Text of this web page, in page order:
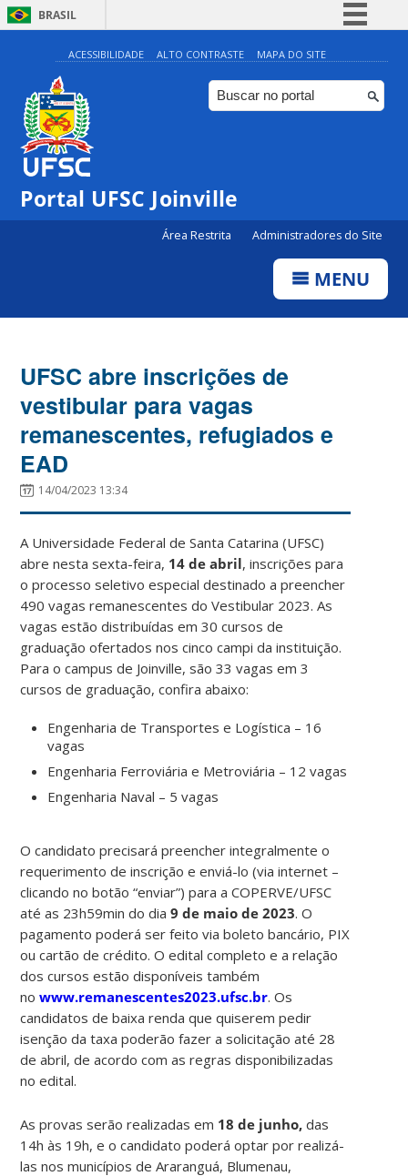
BRASIL
Simplifique!
Comunica BR
Participe
ACESSIBILIDADE ALTO CONTRASTE MAPA DO SITE
Portal UFSC Joinville
Área Restrita Administradores do Site
MENU
UFSC abre inscrições de
vestibular para vagas
remanescentes, refugiados e
EAD
14/04/2023 13:34
A Universidade Federal de Santa Catarina (UFSC)
abre nesta sexta-feira, 14 de abril, inscrições para
o processo seletivo especial destinado a preencher
490 vagas remanescentes do Vestibular 2023. As
vagas estão distribuídas em 30 cursos de
graduação ofertados nos cinco campi da instituição.
Para o campus de Joinville, são 33 vagas em 3
cursos de graduação, confira abaixo:
Engenharia de Transportes e Logística – 16
vagas
Engenharia Ferroviária e Metroviária – 12 vagas
Engenharia Naval – 5 vagas
O candidato precisará preencher integralmente o
requerimento de inscrição e enviá-lo (via internet –
clicando no botão “enviar”) para a COPERVE/UFSC
até as 23h59min do dia9 de maio de 2023. O
pagamento poderá ser feito via boleto bancário, PIX
ou cartão de crédito. O edital completo e a relação
dos cursos estão disponíveis também
nowww.remanescentes2023.ufsc.br. Os
candidatos de baixa renda que quiserem pedir
isenção da taxa poderão fazer a solicitação até 28
de abril, de acordo com as regras disponibilizadas
no edital.
As provas serão realizadas em 18 de junho,das
14h às 19h, e o candidato poderá optar por realizá-
las nos municípios de Araranguá, Blumenau,